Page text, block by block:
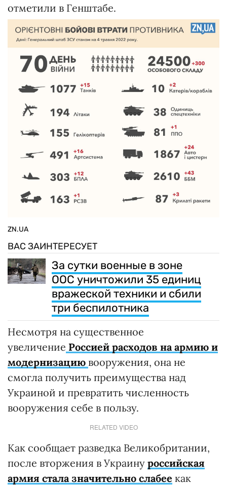
отметили в Генштабе.
ZN.UA
ВАС ЗАИНТЕРЕСУЕТ
За сутки военные в зоне
ООС уничтожили 35 единиц
вражеской техники и сбили
три беспилотника
Несмотря на существенное
увеличение Россией расходов на армию и
модернизацию вооружения, она не
смогла получить преимущества над
Украиной и превратить численность
вооружения себе в пользу.
RELATED VIDEO
Как сообщает разведка Великобритании,
после вторжения в Украину российская
армия стала значительно слабее как